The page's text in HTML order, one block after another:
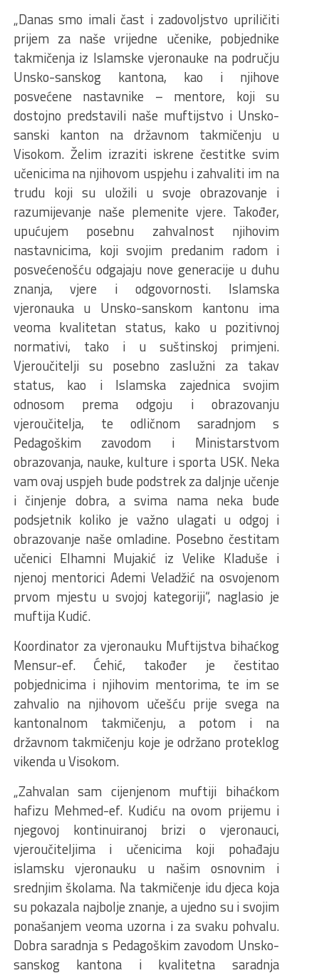
„Danas smo imali čast i zadovoljstvo upriličiti
prijem za naše vrijedne učenike, pobjednike
takmičenja iz Islamske vjeronauke na području
Unsko-sanskog kantona, kao i njihove
posvećene nastavnike – mentore, koji su
dostojno predstavili naše muftijstvo i Unsko-
sanski kanton na državnom takmičenju u
Visokom. Želim izraziti iskrene čestitke svim
učenicima na njihovom uspjehu i zahvaliti im na
trudu koji su uložili u svoje obrazovanje i
razumijevanje naše plemenite vjere. Također,
upućujem posebnu zahvalnost njihovim
nastavnicima, koji svojim predanim radom i
posvećenošću odgajaju nove generacije u duhu
znanja, vjere i odgovornosti. Islamska
vjeronauka u Unsko-sanskom kantonu ima
veoma kvalitetan status, kako u pozitivnoj
normativi, tako i u suštinskoj primjeni.
Vjeroučitelji su posebno zaslužni za takav
status, kao i Islamska zajednica svojim
odnosom prema odgoju i obrazovanju
vjeroučitelja, te odličnom saradnjom s
Pedagoškim zavodom i Ministarstvom
obrazovanja, nauke, kulture i sporta USK. Neka
vam ovaj uspjeh bude podstrek za daljnje učenje
i činjenje dobra, a svima nama neka bude
podsjetnik koliko je važno ulagati u odgoj i
obrazovanje naše omladine. Posebno čestitam
učenici Elhamni Mujakić iz Velike Kladuše i
njenoj mentorici Ademi Veladžić na osvojenom
prvom mjestu u svojoj kategoriji“, naglasio je
muftija Kudić.
Koordinator za vjeronauku Muftijstva bihaćkog
Mensur-ef. Ćehić, također je čestitao
pobjednicima i njihovim mentorima, te im se
zahvalio na njihovom učešću prije svega na
kantonalnom takmičenju, a potom i na
državnom takmičenju koje je održano proteklog
vikenda u Visokom.
„Zahvalan sam cijenjenom muftiji bihaćkom
hafizu Mehmed-ef. Kudiću na ovom prijemu i
njegovoj kontinuiranoj brizi o vjeronauci,
vjeroučiteljima i učenicima koji pohađaju
islamsku vjeronauku u našim osnovnim i
srednjim školama. Na takmičenje idu djeca koja
su pokazala najbolje znanje, a ujedno su i svojim
ponašanjem veoma uzorna i za svaku pohvalu.
Dobra saradnja s Pedagoškim zavodom Unsko-
sanskog kantona i kvalitetna saradnja